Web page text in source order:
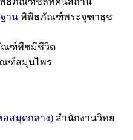
าน พิพิธภัณฑ์พระจุฑาธุช
ฑ์พืชมีชีวิต
ฑ์สมุนไพร
อสมุดกลาง) สำนักงานวิทย